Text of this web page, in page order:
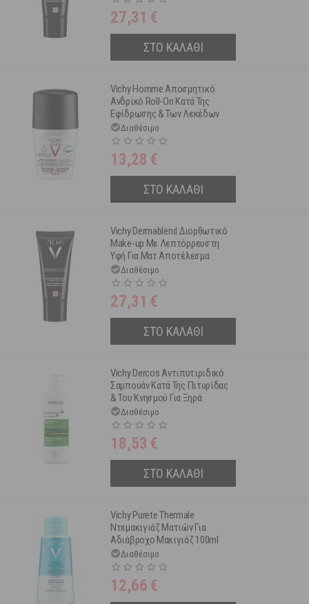
27,31 €
ΣΤΟ ΚΑΛΑΘΙ
Vichy Homme Αποσμητικό
Ανδρικό Roll-On Κατά Της
Εφίδρωσης & Των Λεκέδων
48h Για Ευαίσθητη Επιδερμίδα
50ml
Διαθέσιμο
13,28 €
ΣΤΟ ΚΑΛΑΘΙ
Vichy Dermablend Διορθωτικό
Make-up Με Λεπτόρρευστη
Υφή Για Ματ Αποτέλεσμα
Spf35 35 Sand 30ml
Διαθέσιμο
27,31 €
ΣΤΟ ΚΑΛΑΘΙ
Vichy Dercos Αντιπυτιριδικό
Σαμπουάν Κατά Της Πιτυρίδας
& Του Κνησμού Για Ξηρά
Μαλλιά 390ml
Διαθέσιμο
18,53 €
ΣΤΟ ΚΑΛΑΘΙ
Vichy Purete Thermale
Ντεμακιγιάζ Ματιών Για
Αδιάβροχο Μακιγιάζ 100ml
Διαθέσιμο
12,66 €